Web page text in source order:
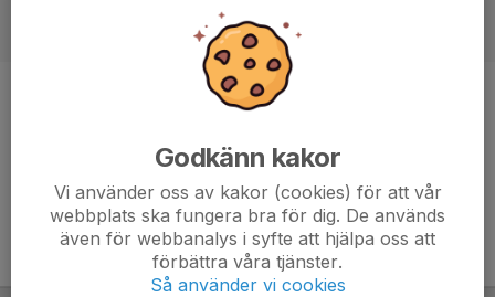
Tränare
Godkänn kakor
Vi använder oss av kakor (cookies) för att vår
webbplats ska fungera bra för dig. De används
även för webbanalys i syfte att hjälpa oss att
förbättra våra tjänster.
Så använder vi cookies